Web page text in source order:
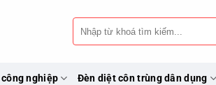
Tìm
kiếm:
nghiệp Đèn diệt côn trùng dân dụng